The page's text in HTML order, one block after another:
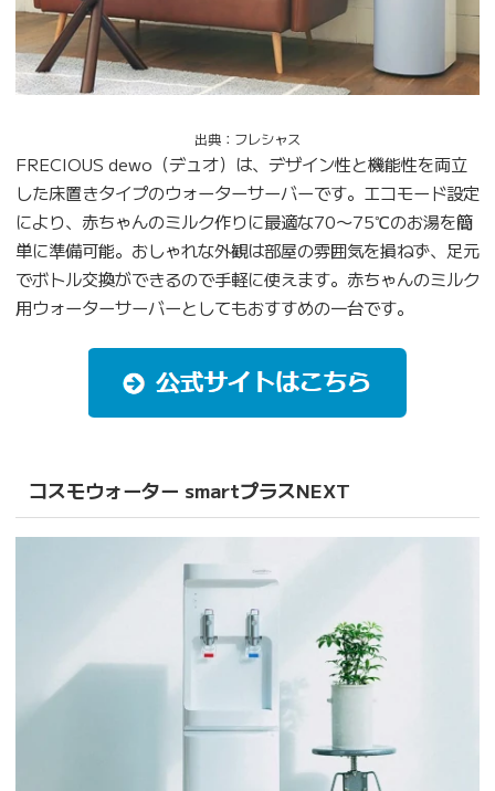
出典：フレシャス
FRECIOUS dewo（デュオ）は、デザイン性と機能性を両立
した床置きタイプのウォーターサーバーです。エコモード設定
により、赤ちゃんのミルク作りに最適な70〜75℃のお湯を簡
単に準備可能。おしゃれな外観は部屋の雰囲気を損ねず、足元
でボトル交換ができるので手軽に使えます。赤ちゃんのミルク
用ウォーターサーバーとしてもおすすめの一台です。
コスモウォーター smartプラスNEXT